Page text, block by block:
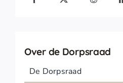
Over de Dorpsraad
De Dorpsraad